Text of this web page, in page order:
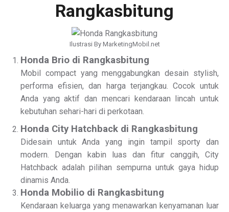
Rangkasbitung
Ilustrasi By MarketingMobil.net
Honda Brio di Rangkasbitung
Mobil compact yang menggabungkan desain stylish,
performa efisien, dan harga terjangkau. Cocok untuk
Anda yang aktif dan mencari kendaraan lincah untuk
kebutuhan sehari-hari di perkotaan.
Honda City Hatchback di Rangkasbitung
Didesain untuk Anda yang ingin tampil sporty dan
modern. Dengan kabin luas dan fitur canggih, City
Hatchback adalah pilihan sempurna untuk gaya hidup
dinamis Anda.
Honda Mobilio di Rangkasbitung
Kendaraan keluarga yang menawarkan kenyamanan luar